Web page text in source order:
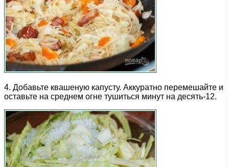
4. Добавьте квашеную капусту. Аккуратно перемешайте и
оставьте на среднем огне тушиться минут на десять-12.